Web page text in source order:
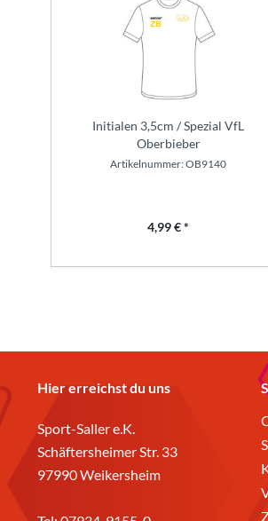
Initialen 3,5cm / Spezial VfL
Oberbieber
Artikelnummer: OB9140
4,99 € *
Hier erreichst du uns
Sport-Saller e.K.
Schäftersheimer Str. 33
97990 Weikersheim